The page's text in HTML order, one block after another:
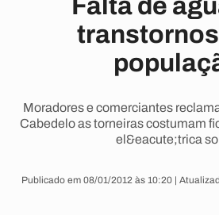
Falta de
Moradores e comerciantes
Cabedelo as torneiras costumam
el&eacute;trica
Publicado em 08/01/2012 às 10:20 |